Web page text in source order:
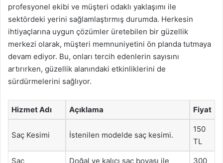
profesyonel ekibi ve müşteri odaklı yaklaşımı ile
sektördeki yerini sağlamlaştırmış durumda. Herkesin
ihtiyaçlarına uygun çözümler üretebilen bir güzellik
merkezi olarak, müşteri memnuniyetini ön planda tutmaya
devam ediyor. Bu, onları tercih edenlerin sayısını
artırırken, güzellik alanındaki etkinliklerini de
sürdürmelerini sağlıyor.
Hizmet Adı Açıklama Fiyat
Saç Kesimi İstenilen modelde saç kesimi.
150
TL
Saç
Doğal ve kalıcı saç boyası ile
300